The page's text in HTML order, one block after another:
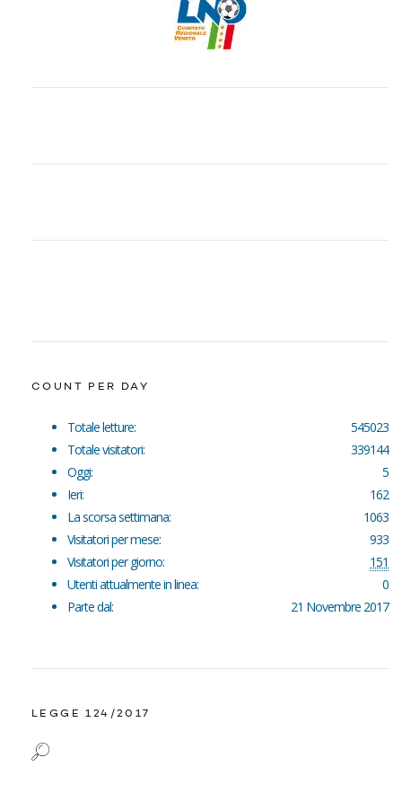
COUNT PER DAY
545023
Totale letture:
339144
Totale visitatori:
5
Oggi:
162
Ieri:
1063
La scorsa settimana:
933
Visitatori per mese:
151
Visitatori per giorno:
0
Utenti attualmente in linea:
21 Novembre 2017
Parte dal:
LEGGE 124/2017